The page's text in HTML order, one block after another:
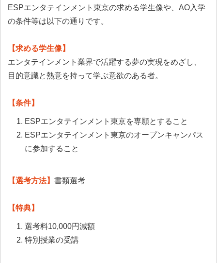
ESPエンタテインメント東京の求める学生像や、AO入学
の条件等は以下の通りです。
【求める学生像】
エンタテインメント業界で活躍する夢の実現をめざし、
目的意識と熱意を持って学ぶ意欲のある者。
【条件】
ESPエンタテインメント東京を専願とすること
ESPエンタテインメント東京のオープンキャンパス
に参加すること
【選考方法】 書類選考
【特典】
選考料10,000円減額
特別授業の受講